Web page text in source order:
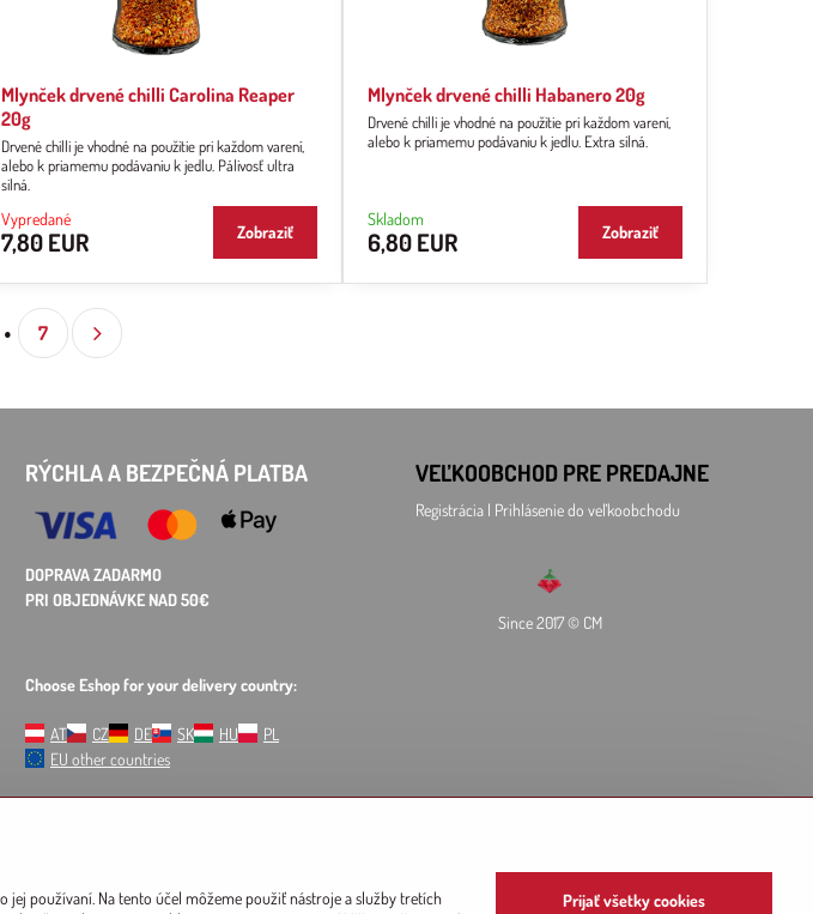
Mlynček drvené chilli Carolina Reaper
20g
Drvené chilli je vhodné na použitie pri každom varení,
alebo k priamemu podávaniu k jedlu. Pálivosť ultra
silná.
Vypredané
7,80 EUR Zobraziť
Mlynček drvené chilli Habanero 20g
Drvené chilli je vhodné na použitie pri každom varení,
alebo k priamemu podávaniu k jedlu. Extra silná.
Skladom
6,80 EUR Zobraziť
7
RÝCHLA A BEZPEČNÁ PLATBA
DOPRAVA ZADARMO
PRI OBJEDNÁVKE NAD 50€
Choose Eshop for your delivery country:
AT CZ DE SK HU
PL
EU other countries
VEĽKOOBCHOD PRE PREDAJNE
Registrácia l Prihláseniedo veľkoobchodu
Since 2017 © CM
jej používaní. Na tento účel môžeme použiť nástroje a služby tretích
Prijať všetky cookies